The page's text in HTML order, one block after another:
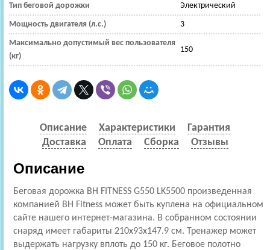
Тип беговой дорожки Электрический
Мощность двигателя (л.с.) 3
Максимально допустимый вес пользователя
(кг)
150
Описание Характеристики
Гарантия
Доставка
Оплата Сборка Отзывы
Описание
Беговая дорожка BH FITNESS G550 LK5500 произведенная
компанией BH Fitness может быть куплена на официальном
сайте нашего интернет-магазина. В собранном состоянии
снаряд имеет габариты 210x93x147.9 см. Тренажер может
выдержать нагрузку вплоть до 150 кг. Беговое полотно